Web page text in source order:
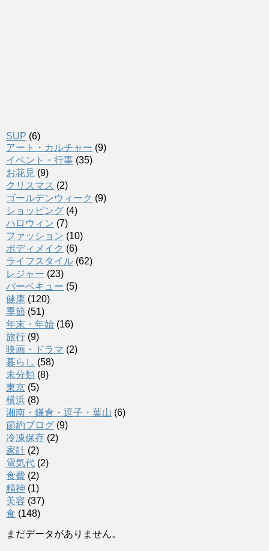
SUP (6)
アート・カルチャー (9)
イベント・行事 (35)
お花見 (9)
クリスマス (2)
ゴールデンウィーク (9)
ショッピング (4)
ハロウィン (7)
ファッション (10)
ボディメイク (6)
ライフスタイル (62)
レジャー (23)
バーベキュー (5)
健康 (120)
季節 (51)
年末・年始 (16)
旅行 (9)
映画・ドラマ (2)
暮らし (58)
未分類 (8)
東京 (5)
横浜 (8)
湘南・鎌倉・逗子・葉山 (6)
節約ブログ (9)
冷凍保存 (2)
家計 (2)
電気代 (2)
食費 (2)
精神 (1)
美容 (37)
食 (148)
まだデータがありません。